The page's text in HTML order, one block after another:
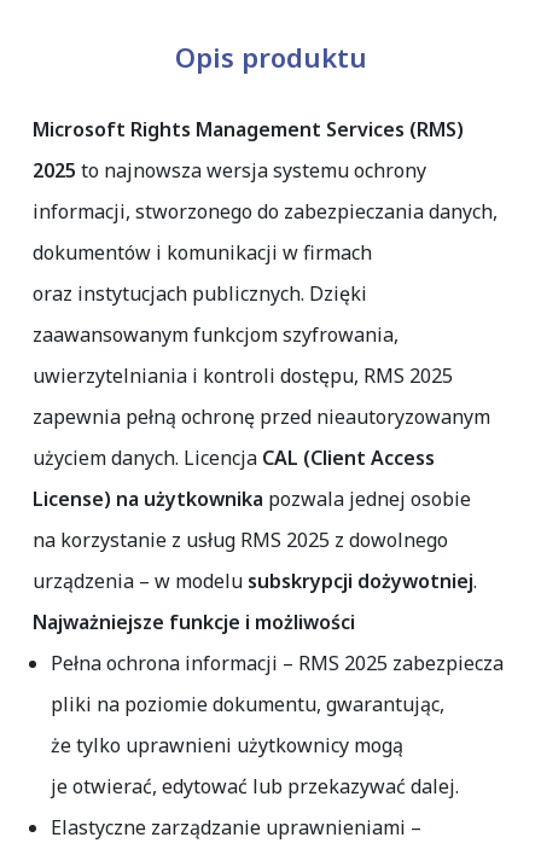
Opis produktu
Microsoft Rights Management Services (RMS)
2025 to najnowsza wersja systemu ochrony
informacji, stworzonego do zabezpieczania danych,
dokumentów i komunikacji w firmach
oraz instytucjach publicznych. Dzięki
zaawansowanym funkcjom szyfrowania,
uwierzytelniania i kontroli dostępu, RMS 2025
zapewnia pełną ochronę przed nieautoryzowanym
użyciem danych. Licencja CAL (Client Access
License) na użytkownika pozwala jednej osobie
na korzystanie z usług RMS 2025 z dowolnego
urządzenia – w modelu subskrypcji dożywotniej.
Najważniejsze funkcje i możliwości
Pełna ochrona informacji – RMS 2025 zabezpiecza
pliki na poziomie dokumentu, gwarantując,
że tylko uprawnieni użytkownicy mogą
je otwierać, edytować lub przekazywać dalej.
Elastyczne zarządzanie uprawnieniami –